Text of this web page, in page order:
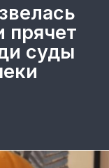
суды